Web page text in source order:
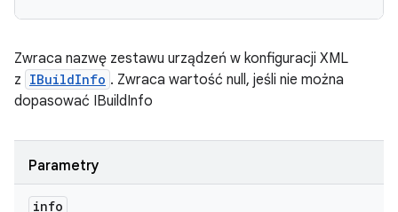
Zwraca nazwę zestawu urządzeń w konfiguracji XML
z IBuildInfo . Zwraca wartość null, jeśli nie można
dopasować IBuildInfo
Parametry
info